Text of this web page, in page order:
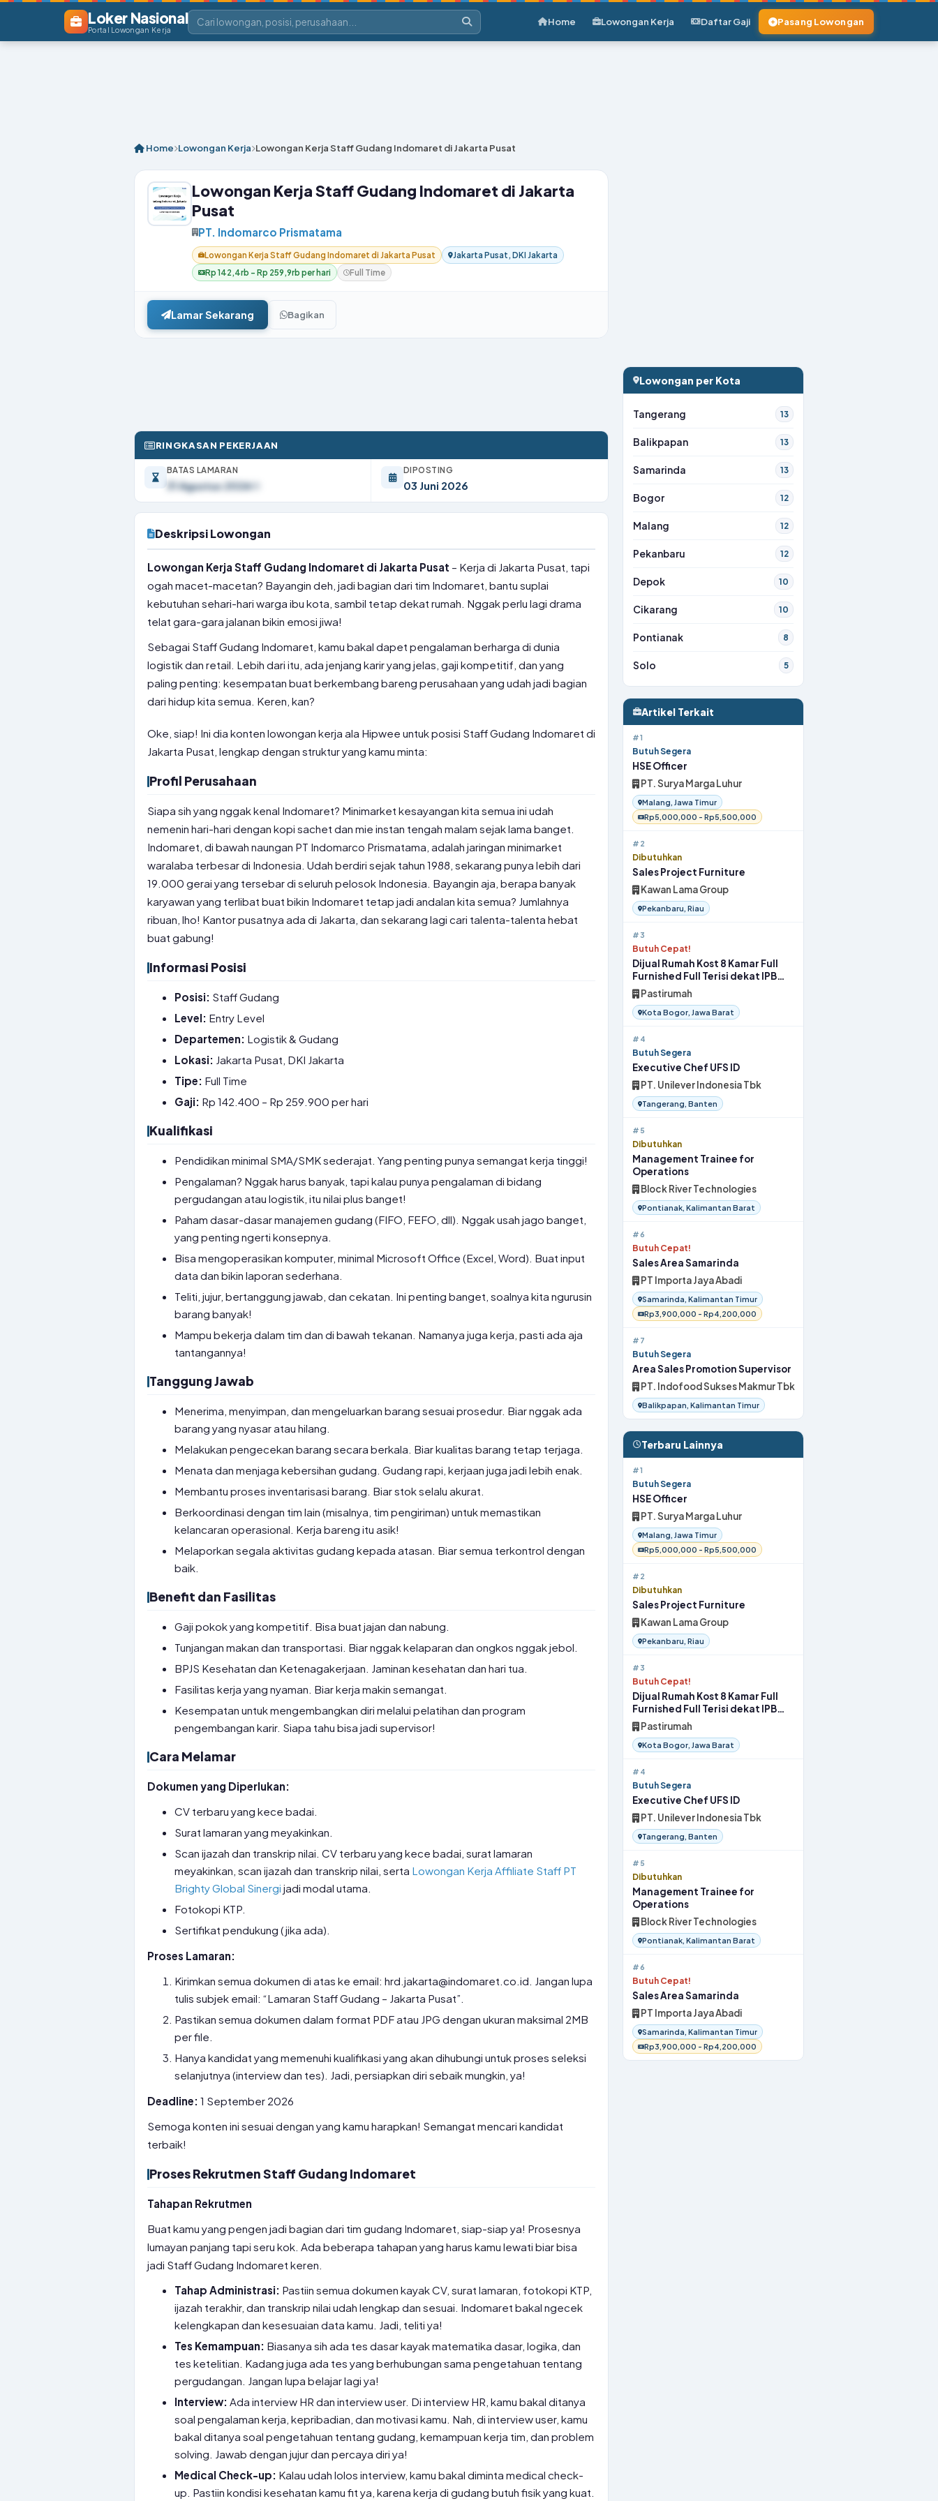
Loker Nasional
Portal Lowongan Kerja
Home Lowongan Kerja Daftar Gaji Pasang Lowongan
Home Lowongan Kerja Lowongan Kerja Staff Gudang Indomaret di Jakarta Pusat
Lowongan Kerja Staff Gudang Indomaret di Jakarta
Pusat
PT. Indomarco Prismatama
Lowongan Kerja Staff Gudang Indomaret di Jakarta Pusat
Jakarta Pusat, DKI Jakarta
Rp 142,4rb – Rp 259,9rb per hari
Full Time
Lamar Sekarang Bagikan
RINGKASAN PEKERJAAN
BATAS LAMARAN
31 Agustus 2026
DIPOSTING
03 Juni 2026
Deskripsi Lowongan
Lowongan Kerja Staff Gudang Indomaret di Jakarta Pusat – Kerja di Jakarta Pusat, tapi
ogah macet-macetan? Bayangin deh, jadi bagian dari tim Indomaret, bantu suplai
kebutuhan sehari-hari warga ibu kota, sambil tetap dekat rumah. Nggak perlu lagi drama
telat gara-gara jalanan bikin emosi jiwa!
Sebagai Staff Gudang Indomaret, kamu bakal dapet pengalaman berharga di dunia
logistik dan retail. Lebih dari itu, ada jenjang karir yang jelas, gaji kompetitif, dan yang
paling penting: kesempatan buat berkembang bareng perusahaan yang udah jadi bagian
dari hidup kita semua. Keren, kan?
Oke, siap! Ini dia konten lowongan kerja ala Hipwee untuk posisi Staff Gudang Indomaret di
Jakarta Pusat, lengkap dengan struktur yang kamu minta:
Profil Perusahaan
Siapa sih yang nggak kenal Indomaret? Minimarket kesayangan kita semua ini udah
nemenin hari-hari dengan kopi sachet dan mie instan tengah malam sejak lama banget.
Indomaret, di bawah naungan PT Indomarco Prismatama, adalah jaringan minimarket
waralaba terbesar di Indonesia. Udah berdiri sejak tahun 1988, sekarang punya lebih dari
19.000 gerai yang tersebar di seluruh pelosok Indonesia. Bayangin aja, berapa banyak
karyawan yang terlibat buat bikin Indomaret tetap jadi andalan kita semua? Jumlahnya
ribuan, lho! Kantor pusatnya ada di Jakarta, dan sekarang lagi cari talenta-talenta hebat
buat gabung!
Informasi Posisi
Posisi: Staff Gudang
Level: Entry Level
Departemen: Logistik & Gudang
Lokasi: Jakarta Pusat, DKI Jakarta
Tipe: Full Time
Gaji: Rp 142.400 – Rp 259.900 per hari
Kualifikasi
Pendidikan minimal SMA/SMK sederajat. Yang penting punya semangat kerja tinggi!
Pengalaman? Nggak harus banyak, tapi kalau punya pengalaman di bidang
pergudangan atau logistik, itu nilai plus banget!
Paham dasar-dasar manajemen gudang (FIFO, FEFO, dll). Nggak usah jago banget,
yang penting ngerti konsepnya.
Bisa mengoperasikan komputer, minimal Microsoft Office (Excel, Word). Buat input
data dan bikin laporan sederhana.
Teliti, jujur, bertanggung jawab, dan cekatan. Ini penting banget, soalnya kita ngurusin
barang banyak!
Mampu bekerja dalam tim dan di bawah tekanan. Namanya juga kerja, pasti ada aja
tantangannya!
Tanggung Jawab
Menerima, menyimpan, dan mengeluarkan barang sesuai prosedur. Biar nggak ada
barang yang nyasar atau hilang.
Melakukan pengecekan barang secara berkala. Biar kualitas barang tetap terjaga.
Menata dan menjaga kebersihan gudang. Gudang rapi, kerjaan juga jadi lebih enak.
Membantu proses inventarisasi barang. Biar stok selalu akurat.
Berkoordinasi dengan tim lain (misalnya, tim pengiriman) untuk memastikan
kelancaran operasional. Kerja bareng itu asik!
Melaporkan segala aktivitas gudang kepada atasan. Biar semua terkontrol dengan
baik.
Benefit dan Fasilitas
Gaji pokok yang kompetitif. Bisa buat jajan dan nabung.
Tunjangan makan dan transportasi. Biar nggak kelaparan dan ongkos nggak jebol.
BPJS Kesehatan dan Ketenagakerjaan. Jaminan kesehatan dan hari tua.
Fasilitas kerja yang nyaman. Biar kerja makin semangat.
Kesempatan untuk mengembangkan diri melalui pelatihan dan program
pengembangan karir. Siapa tahu bisa jadi supervisor!
Cara Melamar
Dokumen yang Diperlukan:
CV terbaru yang kece badai.
Surat lamaran yang meyakinkan.
Scan ijazah dan transkrip nilai. CV terbaru yang kece badai, surat lamaran
meyakinkan, scan ijazah dan transkrip nilai, serta Lowongan Kerja Affiliate Staff PT
Brighty Global Sinergi jadi modal utama.
Fotokopi KTP.
Sertifikat pendukung (jika ada).
Proses Lamaran:
Kirimkan semua dokumen di atas ke email: hrd.jakarta@indomaret.co.id. Jangan lupa
tulis subjek email: “Lamaran Staff Gudang – Jakarta Pusat”.
Pastikan semua dokumen dalam format PDF atau JPG dengan ukuran maksimal 2MB
per file.
Hanya kandidat yang memenuhi kualifikasi yang akan dihubungi untuk proses seleksi
selanjutnya (interview dan tes). Jadi, persiapkan diri sebaik mungkin, ya!
Deadline: 1 September 2026
Semoga konten ini sesuai dengan yang kamu harapkan! Semangat mencari kandidat
terbaik!
Proses Rekrutmen Staff Gudang Indomaret
Tahapan Rekrutmen
Buat kamu yang pengen jadi bagian dari tim gudang Indomaret, siap-siap ya! Prosesnya
lumayan panjang tapi seru kok. Ada beberapa tahapan yang harus kamu lewati biar bisa
jadi Staff Gudang Indomaret keren.
Tahap Administrasi: Pastiin semua dokumen kayak CV, surat lamaran, fotokopi KTP,
ijazah terakhir, dan transkrip nilai udah lengkap dan sesuai. Indomaret bakal ngecek
kelengkapan dan kesesuaian data kamu. Jadi, teliti ya!
Tes Kemampuan: Biasanya sih ada tes dasar kayak matematika dasar, logika, dan
tes ketelitian. Kadang juga ada tes yang berhubungan sama pengetahuan tentang
pergudangan. Jangan lupa belajar lagi ya!
Interview: Ada interview HR dan interview user. Di interview HR, kamu bakal ditanya
soal pengalaman kerja, kepribadian, dan motivasi kamu. Nah, di interview user, kamu
bakal ditanya soal pengetahuan tentang gudang, kemampuan kerja tim, dan problem
solving. Jawab dengan jujur dan percaya diri ya!
Medical Check-up: Kalau udah lolos interview, kamu bakal diminta medical check-
up. Pastiin kondisi kesehatan kamu fit ya, karena kerja di gudang butuh fisik yang kuat.
Lowongan per Kota
Tangerang 13
Balikpapan 13
Samarinda 13
Bogor 12
Malang 12
Pekanbaru 12
Depok 10
Cikarang 10
Pontianak 8
Solo 5
Artikel Terkait
#1
Butuh Segera
HSE Officer
PT. Surya Marga Luhur
Malang, Jawa Timur
Rp5,000,000 - Rp5,500,000
#2
Dibutuhkan
Sales Project Furniture
Kawan Lama Group
Pekanbaru, Riau
#3
Butuh Cepat!
Dijual Rumah Kost 8 Kamar Full
Furnished Full Terisi dekat IPB
Bogor
Pastirumah
Kota Bogor, Jawa Barat
#4
Butuh Segera
Executive Chef UFS ID
PT. Unilever Indonesia Tbk
Tangerang, Banten
#5
Dibutuhkan
Management Trainee for
Operations
Block River Technologies
Pontianak, Kalimantan Barat
#6
Butuh Cepat!
Sales Area Samarinda
PT Importa Jaya Abadi
Samarinda, Kalimantan Timur
Rp3,900,000 - Rp4,200,000
#7
Butuh Segera
Area Sales Promotion Supervisor
PT. Indofood Sukses Makmur Tbk
Balikpapan, Kalimantan Timur
Terbaru Lainnya
#1
Butuh Segera
HSE Officer
PT. Surya Marga Luhur
Malang, Jawa Timur
Rp5,000,000 - Rp5,500,000
#2
Dibutuhkan
Sales Project Furniture
Kawan Lama Group
Pekanbaru, Riau
#3
Butuh Cepat!
Dijual Rumah Kost 8 Kamar Full
Furnished Full Terisi dekat IPB
Bogor
Pastirumah
Kota Bogor, Jawa Barat
#4
Butuh Segera
Executive Chef UFS ID
PT. Unilever Indonesia Tbk
Tangerang, Banten
#5
Dibutuhkan
Management Trainee for
Operations
Block River Technologies
Pontianak, Kalimantan Barat
#6
Butuh Cepat!
Sales Area Samarinda
PT Importa Jaya Abadi
Samarinda, Kalimantan Timur
Rp3,900,000 - Rp4,200,000